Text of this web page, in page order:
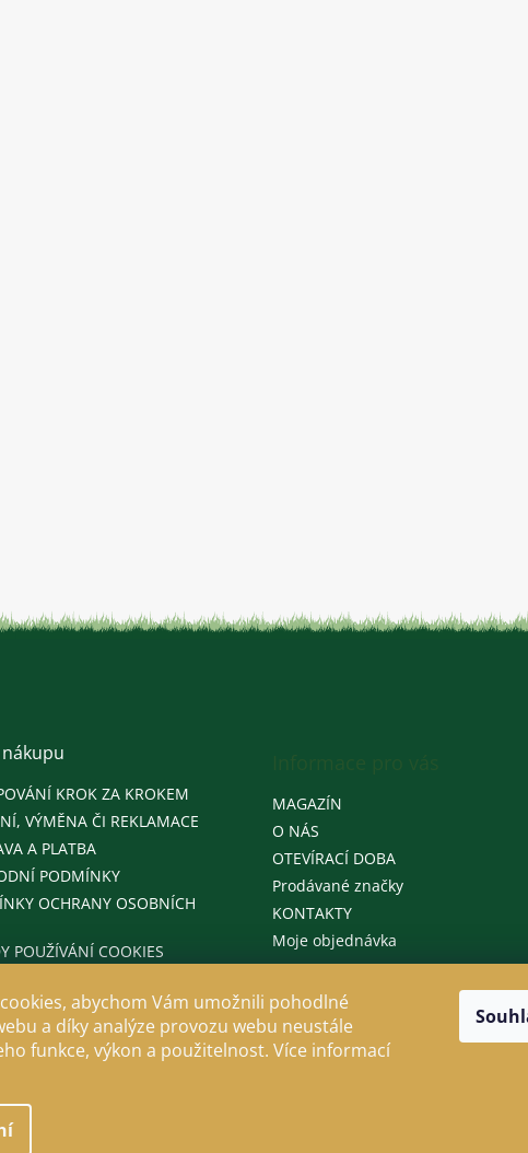
abychom Vám umožnili pohodlné
a díky analýze provozu webu neustále
funkce, výkon a použitelnost. Více informací
KROK ZA KROKEM
VÝMĚNA ČI REKLAMACE
A PLATBA
PODMÍNKY
OCHRANY OSOBNÍCH
POUŽÍVÁNÍ COOKIES
MAGAZÍN
O NÁS
OTEVÍRACÍ DOBA
Prodávané značky
KONTAKTY
Moje objednávka